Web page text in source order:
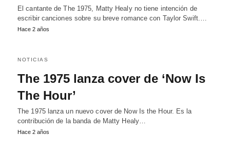
El cantante de The 1975, Matty Healy no tiene intención de
escribir canciones sobre su breve romance con Taylor Swift.…
Hace 2 años
NOTICIAS
The 1975 lanza cover de ‘Now Is
The Hour’
The 1975 lanza un nuevo cover de Now Is the Hour. Es la
contribución de la banda de Matty Healy…
Hace 2 años